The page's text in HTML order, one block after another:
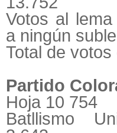
Votos al
a ningún
Total de
Partido
Hoja 10 754
Batllismo